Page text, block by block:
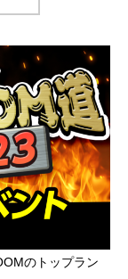
のトップラン